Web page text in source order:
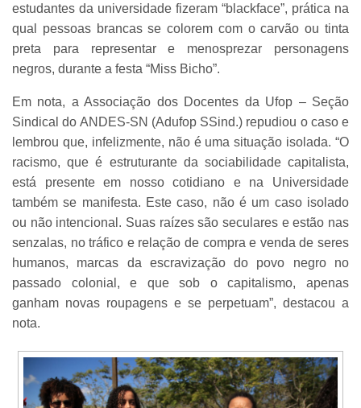
estudantes da universidade fizeram “blackface”, prática na
qual pessoas brancas se colorem com o carvão ou tinta
preta para representar e menosprezar personagens
negros, durante a festa “Miss Bicho”.
Em nota, a Associação dos Docentes da Ufop – Seção
Sindical do ANDES-SN (Adufop SSind.) repudiou o caso e
lembrou que, infelizmente, não é uma situação isolada. “O
racismo, que é estruturante da sociabilidade capitalista,
está presente em nosso cotidiano e na Universidade
também se manifesta. Este caso, não é um caso isolado
ou não intencional. Suas raízes são seculares e estão nas
senzalas, no tráfico e relação de compra e venda de seres
humanos, marcas da escravização do povo negro no
passado colonial, e que sob o capitalismo, apenas
ganham novas roupagens e se perpetuam”, destacou a
nota.